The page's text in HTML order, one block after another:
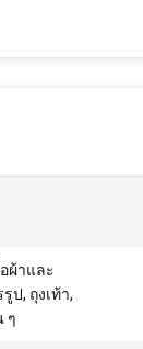
ผ้าและ
ป, ถุงเท้า,
ๆ